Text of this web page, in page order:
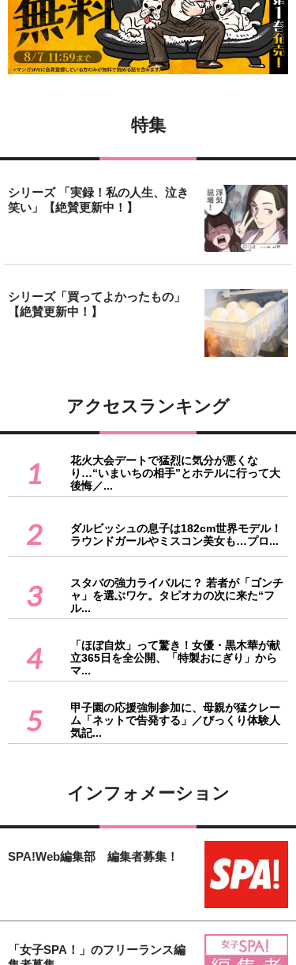
特集
シリーズ 「実録！私の人生、泣き
笑い」【絶賛更新中！】
シリーズ「買ってよかったもの」
【絶賛更新中！】
アクセスランキング
1
花火大会デートで猛烈に気分が悪くな
り…“いまいちの相手”とホテルに行って大
後悔／...
2
ダルビッシュの息子は182cm世界モデル！
ラウンドガールやミスコン美女も…プロ...
3
スタバの強力ライバルに？ 若者が「ゴンチ
ャ」を選ぶワケ。タピオカの次に来た“フ
ル...
4
「ほぼ自炊」って驚き！女優・黒木華が献
立365日を全公開、「特製おにぎり」から
マ...
5
甲子園の応援強制参加に、母親が猛クレー
ム「ネットで告発する」／びっくり体験人
気記...
インフォメーション
SPA!Web編集部 編集者募集！
「女子SPA！」のフリーランス編